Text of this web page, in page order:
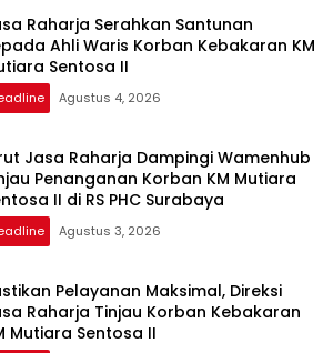
Raharja Serahkan Santunan
Ahli Waris Korban Kebakaran KM
Sentosa II
Agustus 4, 2026
Jasa Raharja Dampingi Wamenhub
Penanganan Korban KM Mutiara
II di RS PHC Surabaya
Agustus 3, 2026
Pelayanan Maksimal, Direksi
Raharja Tinjau Korban Kebakaran
Mutiara Sentosa II